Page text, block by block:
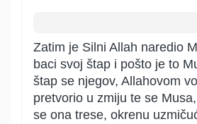
Zatim je Silni Allah naredio
baci svoj štap i pošto je to
štap se njegov, Allahovom
pretvorio u zmiju te se
se ona trese, okrenu